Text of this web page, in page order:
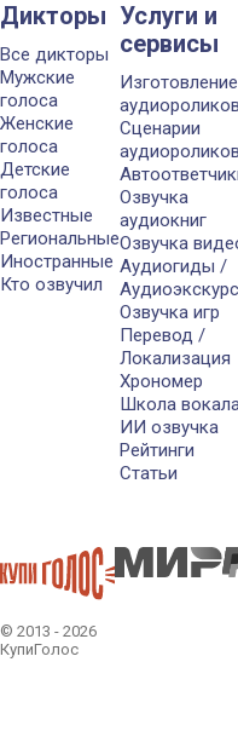
Дикторы
Все дикторы
Мужские
голоса
Женские
голоса
Детские
голоса
Известные
Региональные
Иностранные
Кто озвучил
Услуги и
сервисы
Изготовление
аудиороликов
Сценарии
аудиороликов
Озвучка
аудиокниг
Озвучка
Аудиогиды /
Озвучка игр
Перевод /
Локализация
Хрономер
Школа
ИИ озвучка
Рейтинги
Статьи
© 2013 - 2026
КупиГолос